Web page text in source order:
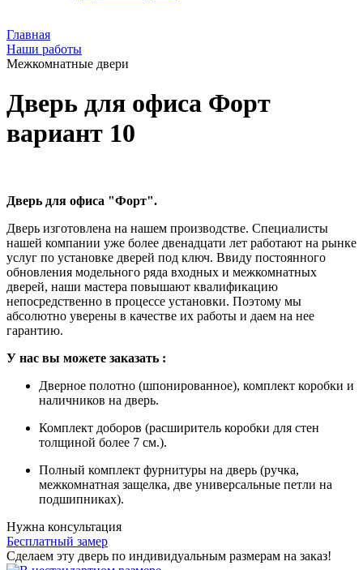
Главная
Наши работы
Межкомнатные двери
Дверь для офиса Форт
вариант 10
Дверь для офиса "Форт".
Дверь изготовлена на нашем производстве. Специалисты
нашей компании уже более двенадцати лет работают на рынке
услуг по установке дверей под ключ. Ввиду постоянного
обновления модельного ряда входных и межкомнатных
дверей, наши мастера повышают квалификацию
непосредственно в процессе установки. Поэтому мы
абсолютно уверены в качестве их работы и даем на нее
гарантию.
У нас вы можете заказать :
Дверное полотно (шпонированное), комплект коробки и
наличников на дверь.
Комплект доборов (расширитель коробки для стен
толщиной более 7 см.).
Полный комплект фурнитуры на дверь (ручка,
межкомнатная защелка, две универсальные петли на
подшипниках).
Нужна консультация
Бесплатный замер
Сделаем эту дверь по индивидуальным размерам на заказ!